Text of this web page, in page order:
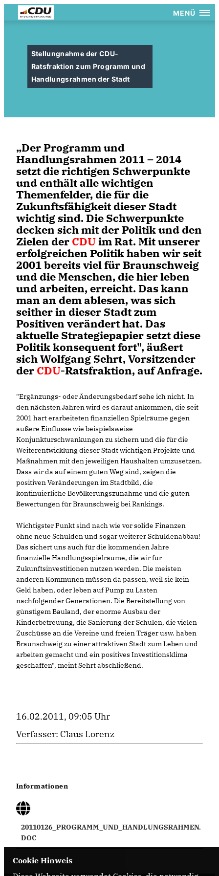
MENÜ
Stellungnahme der CDU-
Ratsfraktion zum Programm und
Handlungsrahmen der Stadt
Der Programm und
Handlungsrahmen 2011 – 2014
setzt die richtigen Schwerpunkte
und enthält alle wichtigen
Themenfelder, die für die
Zukunftsfähigkeit dieser Stadt
wichtig sind. Die Schwerpunkte
decken sich mit der Politik und den
Zielen der CDUim Rat. Mit unserer
erfolgreichen Politik haben wir seit
2001 bereits viel für Braunschweig
und die Menschen, die hier leben
und arbeiten, erreicht. Das kann
man an dem ablesen, was sich
seither in dieser Stadt zum
Positiven verändert hat. Das
aktuelle Strategiepapier setzt diese
Politik konsequent fort", äußert
sich Wolfgang Sehrt, Vorsitzender
der CDU-Ratsfraktion, auf Anfrage.
"Ergänzungs- oder Änderungsbedarf sehe ich nicht. In
den nächsten Jahren wird es darauf ankommen, die seit
2001 hart erarbeiteten finanziellen Spielräume gegen
äußere Einflüsse wie beispielsweise
Konjunkturschwankungen zu sichern und die für die
Weiterentwicklung dieser Stadt wichtigen Projekte und
Maßnahmen mit den jeweiligen Haushalten umzusetzen.
Dass wir da auf einem guten Weg sind, zeigen die
positiven Veränderungen im Stadtbild, die
kontinuierliche Bevölkerungszunahme und die guten
Bewertungen für Braunschweig bei Rankings.
Wichtigster Punkt sind nach wie vor solide Finanzen
ohne neue Schulden und sogar weiterer Schuldenabbau!
Das sichert uns auch für die kommenden Jahre
finanzielle Handlungsspielräume, die wir für
Zukunftsinvestitionen nutzen werden. Die meisten
anderen Kommunen müssen da passen, weil sie kein
Geld haben, oder leben auf Pump zu Lasten
nachfolgender Generationen. Die Bereitstellung von
günstigem Bauland, der enorme Ausbau der
Kinderbetreuung, die Sanierung der Schulen, die vielen
Zuschüsse an die Vereine und freien Träger usw. haben
Braunschweig zu einer attraktiven Stadt zum Leben und
arbeiten gemacht und ein positives Investitionsklima
geschaffen", meint Sehrt abschließend.
16.02.2011, 09:05 Uhr
Verfasser: Claus Lorenz
Informationen
20110126_PROGRAMM_UND_HANDLUNGSRAHMEN.
DOC
Cookie Hinweis